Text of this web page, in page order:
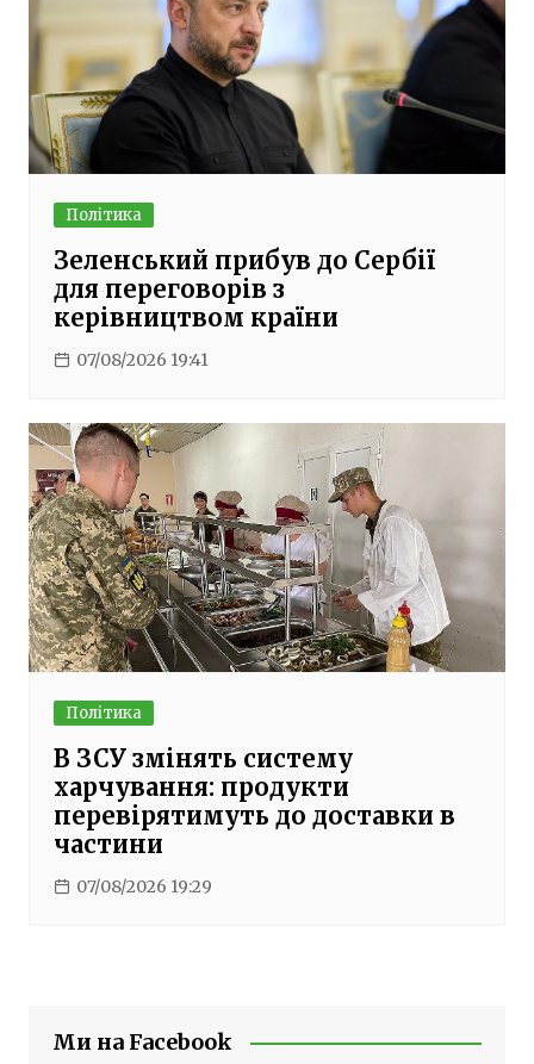
Політика
Зеленський прибув до Сербії
для переговорів з
керівництвом країни
07/08/2026 19:41
Політика
В ЗСУ змінять систему
харчування: продукти
перевірятимуть до доставки в
частини
07/08/2026 19:29
Ми на Facebook